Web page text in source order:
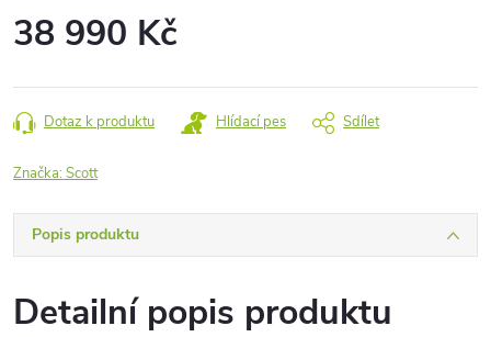
38 990 Kč
cena:
Dotaz k produktu Hlídací pes Sdílet
Značka:Scott
Popis produktu
Detailní popis produktu